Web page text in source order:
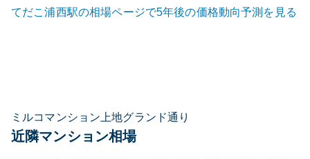
てだこ浦西駅の相場ページで5年後の価格動向予測を見る
ミルコマンション上地グランド通り
近隣マンション相場